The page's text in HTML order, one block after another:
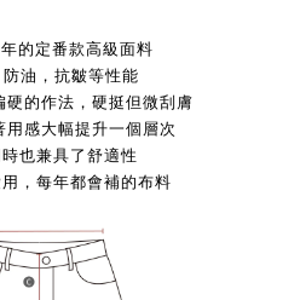
的定番款高級面料
油，抗皺等性能
硬的作法，硬挺但微刮膚
感大幅提升一個層次
也兼具了舒適性
，每年都會補的布料